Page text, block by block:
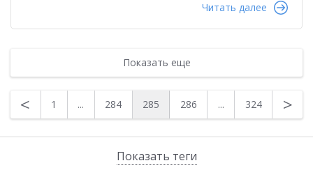
Показать теги
Читать далее
Показать еще
< 1 ... 284 285 286 ... 324 >